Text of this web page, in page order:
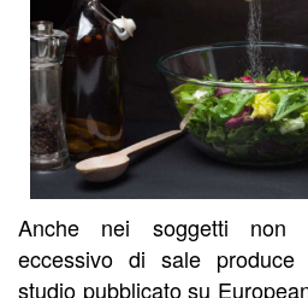
Anche nei soggetti non
eccessivo di sale produce
studio pubblicato su